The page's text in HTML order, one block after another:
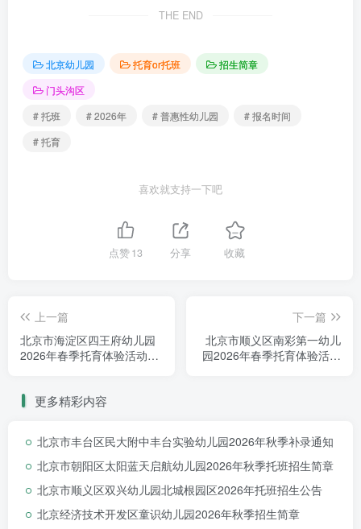
THE END
北京幼儿园 托育or托班
招生简章
门头沟区
# 托班
# 2026年 # 普惠性幼儿园
# 报名时间
# 托育
喜欢就支持一下吧
点赞13 分享 收藏
上一篇
北京市海淀区四王府幼儿园
2026年春季托育体验活动招
下一篇
北京市顺义区南彩第一幼儿
园2026年春季托育体验活动
更多精彩内容
北京市丰台区民大附中丰台实验幼儿园2026年秋季补录通知
北京市朝阳区太阳蓝天启航幼儿园2026年秋季托班招生简章
北京市顺义区双兴幼儿园北城根园区2026年托班招生公告
北京经济技术开发区童识幼儿园2026年秋季招生简章